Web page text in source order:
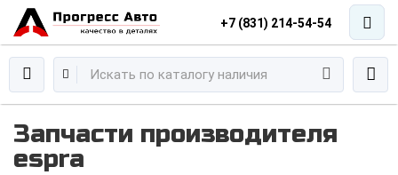
+7 (831) 214-54-54
Запчасти производителя
espra